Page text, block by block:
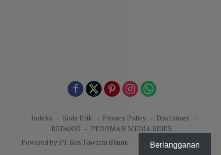
Indeks Kode Etik Privacy Policy
Disclaimer
REDAKSI
PEDOMAN MEDIA SIBER
Powered by PT. Ken Tawarni Bhumi - Theme: KenNews.id.
Berlangganan